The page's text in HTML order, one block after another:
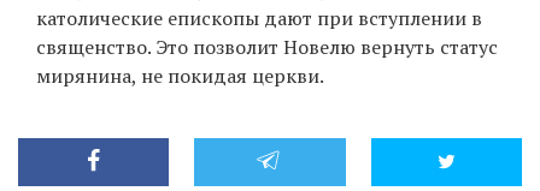
католические епископы дают при вступлении в
священство. Это позволит Новелю вернуть статус
мирянина, не покидая церкви.